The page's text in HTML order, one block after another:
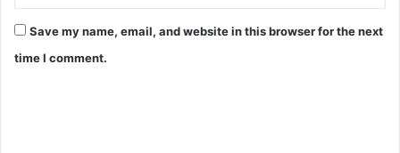
Save my name, email, and website in this browser for the next
time I comment.